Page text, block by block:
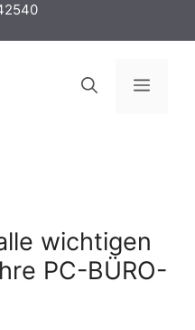
wichtigen
PC-BÜRO-